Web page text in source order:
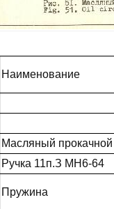
Наименование
Масляный прокачной
Ручка 11п.З МН6-64
Пружина